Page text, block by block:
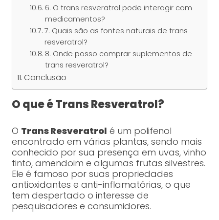
6. O trans resveratrol pode interagir com
medicamentos?
7. Quais são as fontes naturais de trans
resveratrol?
8. Onde posso comprar suplementos de
trans resveratrol?
Conclusão
O que é Trans Resveratrol?
O Trans Resveratrol é um polifenol
encontrado em várias plantas, sendo mais
conhecido por sua presença em uvas, vinho
tinto, amendoim e algumas frutas silvestres.
Ele é famoso por suas propriedades
antioxidantes e anti-inflamatórias, o que
tem despertado o interesse de
pesquisadores e consumidores.